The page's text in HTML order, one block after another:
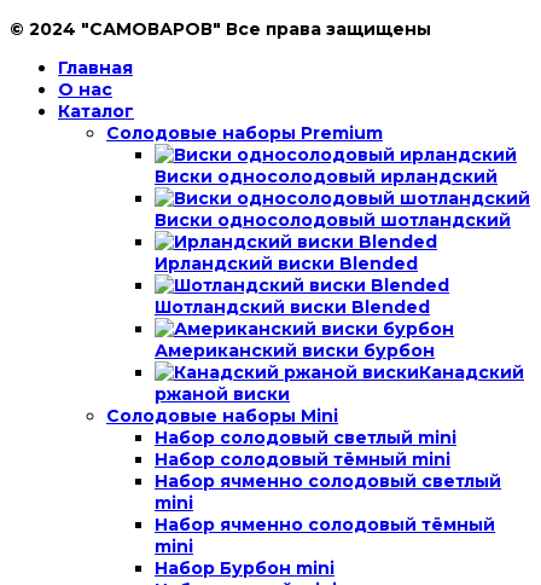
© 2024 "САМОВАРОВ" Все права защищены
Главная
О нас
Каталог
Солодовые наборы Premium
Виски односолодовый ирландский
Виски односолодовый шотландский
Ирландский виски Blended
Шотландский виски Blended
Американский виски бурбон
Канадский
ржаной виски
Солодовые наборы Mini
Набор солодовый светлый mini
Набор солодовый тёмный mini
Набор ячменно солодовый светлый
mini
Набор ячменно солодовый тёмный
mini
Набор Бурбон mini